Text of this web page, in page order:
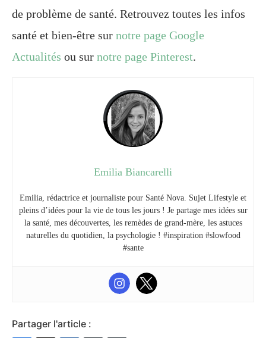
de problème de santé. Retrouvez toutes les infos
santé et bien-être sur notre page Google
Actualités ou sur notre page Pinterest.
Emilia Biancarelli
Emilia, rédactrice et journaliste pour Santé Nova. Sujet Lifestyle et
pleins d’idées pour la vie de tous les jours ! Je partage mes idées sur
la santé, mes découvertes, les remèdes de grand-mère, les astuces
naturelles du quotidien, la psychologie ! #inspiration #slowfood
#sante
Partager l'article :